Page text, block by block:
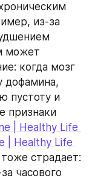
из-за
может
когда мозг
дофамина,
пустоту и
признаки
| Healthy Life
| Healthy Life
страдает:
часового